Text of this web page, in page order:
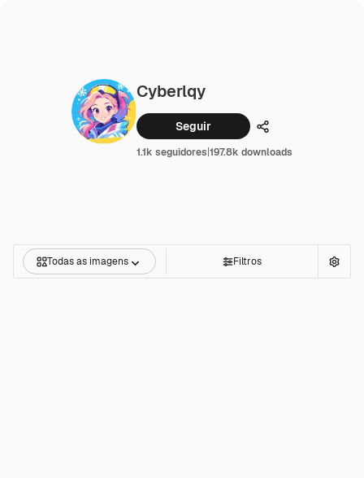
Cyberlqy
Seguir Compartilhar
1.1k seguidores|197.8k downloads
Todas as imagens Filtros